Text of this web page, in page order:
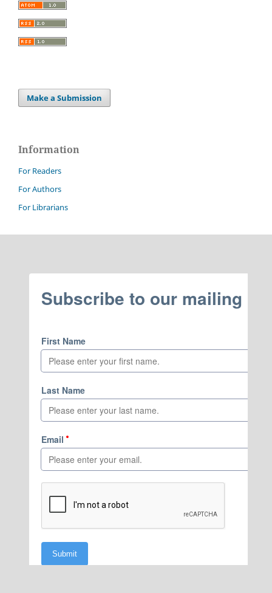
Make a Submission
Information
For Readers
For Authors
For Librarians